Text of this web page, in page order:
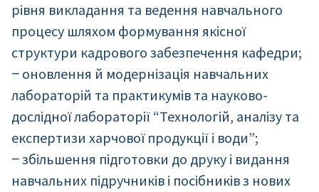
рівня викладання та ведення навчального
процесу шляхом формування якісної
структури кадрового забезпечення кафедри;
‒ оновлення й модернізація навчальних
лабораторій та практикумів та науково-
дослідної лабораторії “Технологій, аналізу та
експертизи харчової продукції і води”;
‒ збільшення підготовки до друку і видання
навчальних підручників і посібників з нових